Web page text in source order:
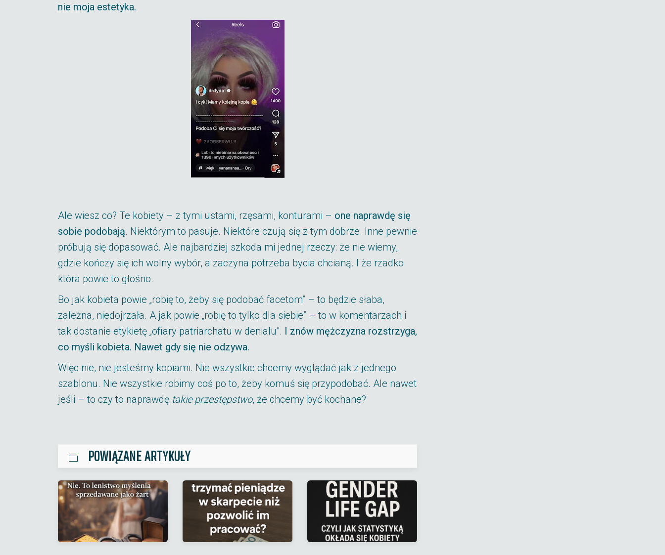
nie moja estetyka.
Ale wiesz co? Te kobiety – z tymi ustami, rzęsami, konturami – one naprawdę się
sobie podobają. Niektórym to pasuje. Niektóre czują się z tym dobrze. Inne pewnie
próbują się dopasować. Ale najbardziej szkoda mi jednej rzeczy: że nie wiemy,
gdzie kończy się ich wolny wybór, a zaczyna potrzeba bycia chcianą. I że rzadko
która powie to głośno.
Bo jak kobieta powie „robię to, żeby się podobać facetom” – to będzie słaba,
zależna, niedojrzała. A jak powie „robię to tylko dla siebie” – to w komentarzach i
tak dostanie etykietę „ofiary patriarchatu w denialu”. I znów mężczyzna rozstrzyga,
co myśli kobieta. Nawet gdy się nie odzywa.
Więc nie, nie jesteśmy kopiami. Nie wszystkie chcemy wyglądać jak z jednego
szablonu. Nie wszystkie robimy coś po to, żeby komuś się przypodobać. Ale nawet
jeśli – to czy to naprawdę takie przestępstwo, że chcemy być kochane?
POWIĄZANE ARTYKUŁY